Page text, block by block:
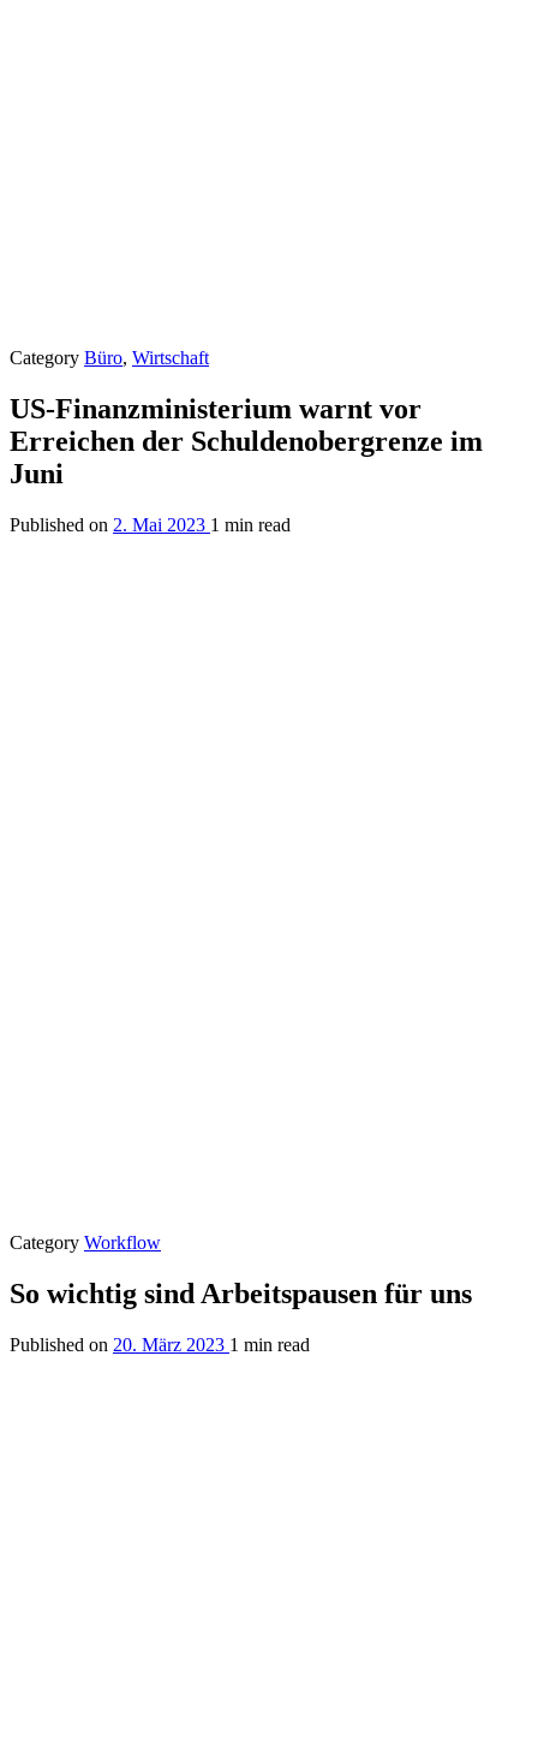
Category Büro, Wirtschaft
US-Finanzministerium warnt vor
Erreichen der Schuldenobergrenze im
Juni
Published on 2. Mai 2023 1 min read
Category Workflow
So wichtig sind Arbeitspausen für uns
Published on 20. März 2023 1 min read